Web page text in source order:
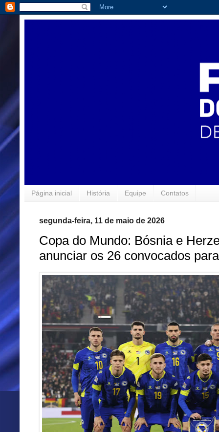
Página inicial História Equipe Contatos
segunda-feira, 11 de maio de 2026
Copa do Mundo: Bósnia e
anunciar os 26 convocados